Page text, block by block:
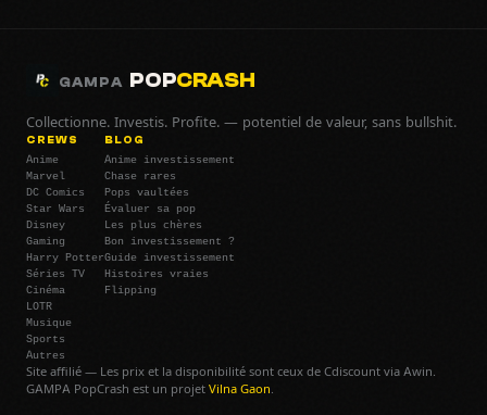
GAMPA POPCRASH
Collectionne. Investis. Profite. — potentiel de valeur, sans bullshit.
CREWS
Anime
Marvel
DC Comics
Star Wars
Disney
Gaming
Harry Potter
Séries TV
Cinéma
LOTR
Musique
Sports
Autres
BLOG
Anime investissement
Chase rares
Pops vaultées
Évaluer sa pop
Les plus chères
Bon investissement ?
Guide investissement
Histoires vraies
Flipping
Site affilié — Les prix et la disponibilité sont ceux de Cdiscount via Awin.
GAMPA PopCrash est un projet Vilna Gaon.